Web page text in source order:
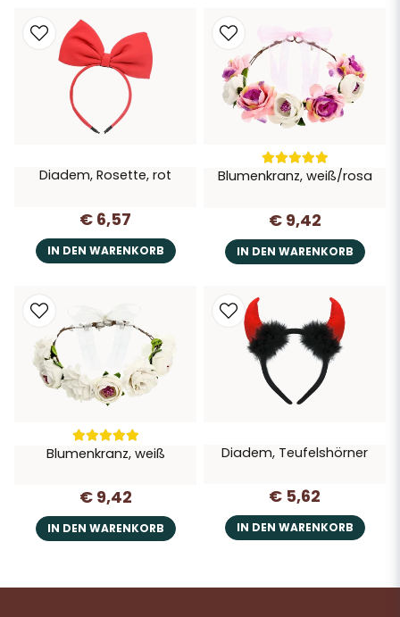
Diadem, Rosette, rot
€ 6,57
IN DEN WARENKORB
Blumenkranz, weiß/rosa
€ 9,42
IN DEN WARENKORB
Blumenkranz, weiß
€ 9,42
IN DEN WARENKORB
Diadem, Teufelshörner
€ 5,62
IN DEN WARENKORB